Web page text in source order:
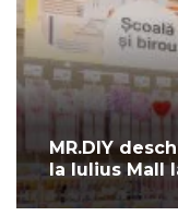
MR.DIY
la Iulius Mall